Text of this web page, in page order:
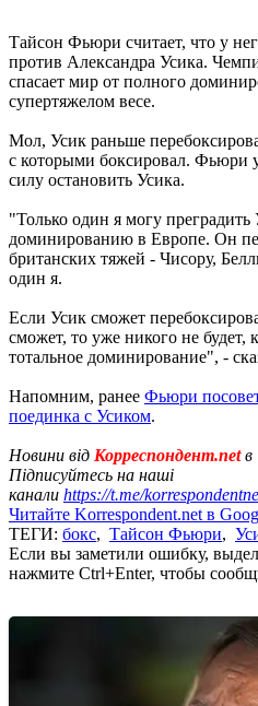
Тайсон Фьюри считает, что у
против Александра Усика.
спасает мир от полного
супертяжелом весе.
Мол, Усик раньше
с которыми боксировал. Фьюри
силу остановить Усика.
"Только один я могу
доминированию в Европе. Он
британских тяжей - Чисору,
один я.
Если Усик сможет
сможет, то уже никого не будет,
тотальное доминирование", -
Напомним, ранее Фьюри
поединка с Усиком.
Новини від Корреспондент.netв
Підписуйтесь на наші
канали https://t.me/
Читайте Korrespondent.net в
ТЕГИ: бокс, Тайсон Фьюри,
Если вы заметили ошибку,
нажмите Ctrl+Enter, чтобы